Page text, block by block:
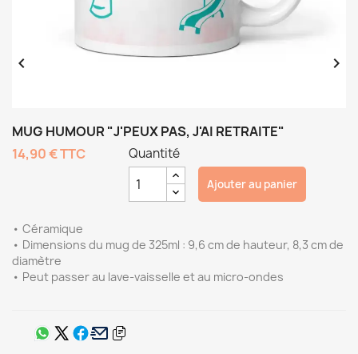
 
MUG HUMOUR "J'PEUX PAS, J'AI RETRAITE"
14,90 €TTC
• Céramique
• Dimensions du mug de 325ml : 9,6 cm de hauteur, 8,3 cm de
diamètre
• Peut passer au lave-vaisselle et au micro-ondes
Quantité
Ajouter au panier